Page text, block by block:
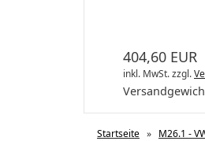
404,60 EUR
inkl. MwSt.zzgl.
Startseite » M26.1 -